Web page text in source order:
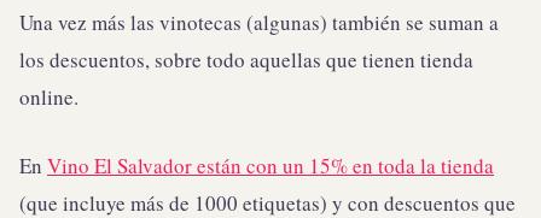
Una vez más las vinotecas (algunas) también se suman a
los descuentos, sobre todo aquellas que tienen tienda
online.
En Vino El Salvador están con un 15% en toda la tienda
(que incluye más de 1000 etiquetas) y con descuentos que